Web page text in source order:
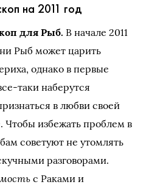
на 2011 год
для Рыб. В начале 2011
Рыб может царить
однако в первые
таки наберутся
в любви своей
Чтобы избежать проблем в
советуют не утомлять
разговорами.
с Раками и